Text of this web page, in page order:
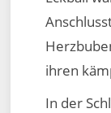
ihren
In der